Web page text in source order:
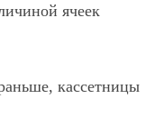
ячеек
кассетницы